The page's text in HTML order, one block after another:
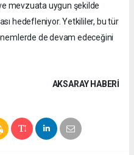
mevzuata uygun şekilde
hedefleniyor. Yetkililer, bu tür
de devam edeceğini
AKSARAY HABERİ